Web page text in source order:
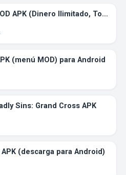
Real Moto 2 MOD APK (Dinero Ilimitado, Todas las Motos)
(menú MOD) para Android
Sins: Grand Cross APK
(descarga para Android)